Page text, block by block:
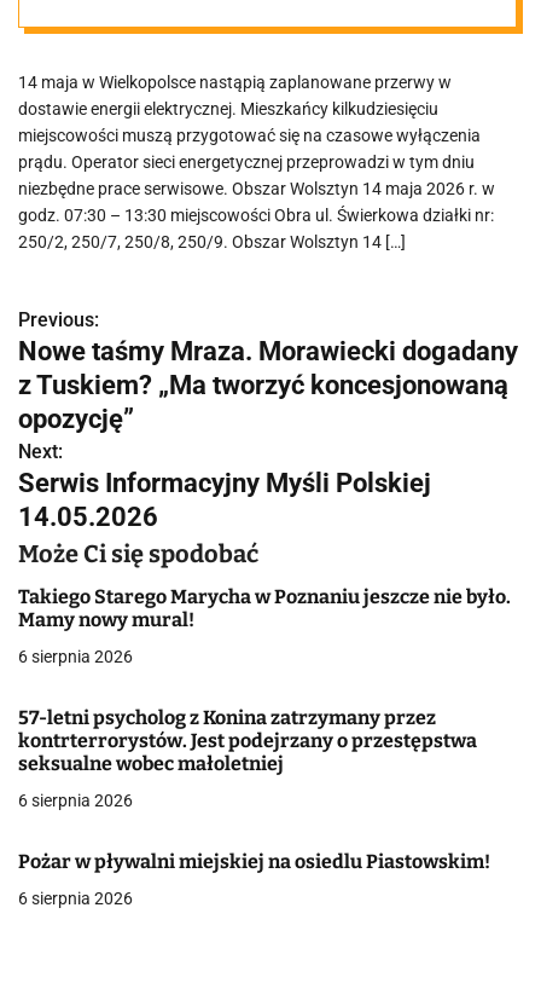
dotyczą Ciebie
14 maja w Wielkopolsce nastąpią zaplanowane przerwy w
dostawie energii elektrycznej. Mieszkańcy kilkudziesięciu
miejscowości muszą przygotować się na czasowe wyłączenia
prądu. Operator sieci energetycznej przeprowadzi w tym dniu
niezbędne prace serwisowe. Obszar Wolsztyn 14 maja 2026 r. w
godz. 07:30 – 13:30 miejscowości Obra ul. Świerkowa działki nr:
250/2, 250/7, 250/8, 250/9. Obszar Wolsztyn 14 […]
N
a
w
i
g
a
c
j
w
p
s
Previous:
Nowe taśmy Mraza. Morawiecki dogadany
z Tuskiem? „Ma tworzyć koncesjonowaną
opozycję”
Next:
Serwis Informacyjny Myśli Polskiej
14.05.2026
Może Ci się spodobać
Takiego Starego Marycha w Poznaniu jeszcze nie było.
Mamy nowy mural!
6 sierpnia 2026
57-letni psycholog z Konina zatrzymany przez
kontrterrorystów. Jest podejrzany o przestępstwa
seksualne wobec małoletniej
6 sierpnia 2026
Pożar w pływalni miejskiej na osiedlu Piastowskim!
6 sierpnia 2026